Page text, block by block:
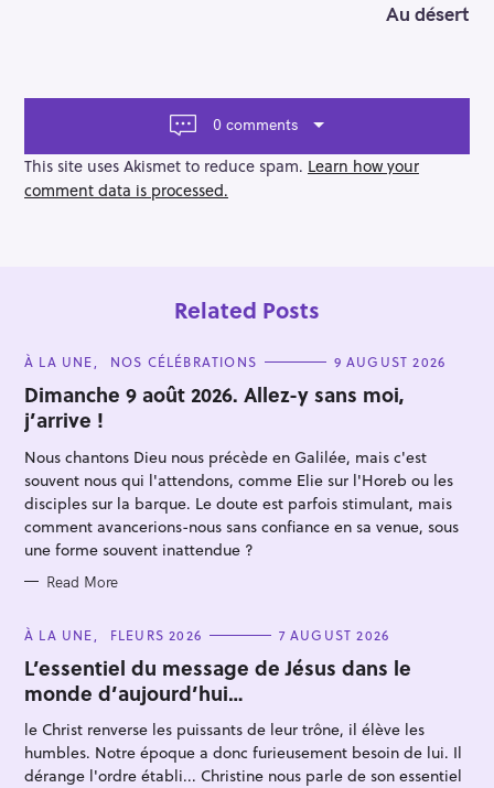
a
o
n
Au désert
0 comments
This site uses Akismet to reduce spam. Learn how your
comment data is processed.
Related Posts
C
T
E
G
O
I
E
S
À LA UNE NOS CÉLÉBRATIONS 9 AUGUST 2026
Dimanche 9 août 2026. Allez-y sans moi,
j’arrive !
Nous chantons Dieu nous précède en Galilée, mais c'est
souvent nous qui l'attendons, comme Elie sur l'Horeb ou les
disciples sur la barque. Le doute est parfois stimulant, mais
comment avancerions-nous sans confiance en sa venue, sous
une forme souvent inattendue ?
Read More
C
T
E
G
O
R
I
E
S
À LA UNE FLEURS 2026 7 AUGUST 2026
L’essentiel du message de Jésus dans le
monde d’aujourd’hui…
le Christ renverse les puissants de leur trône, il élève les
humbles. Notre époque a donc furieusement besoin de lui. Il
dérange l'ordre établi... Christine nous parle de son essentiel